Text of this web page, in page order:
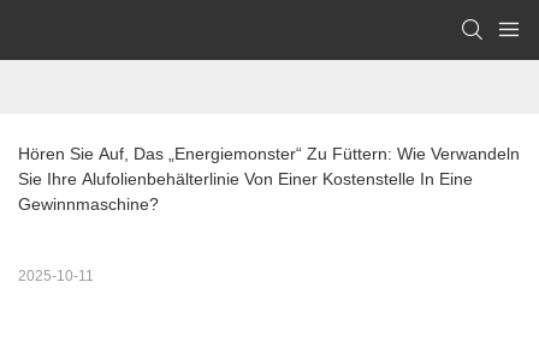
Hören Sie Auf, Das „Energiemonster“ Zu Füttern: Wie Verwandeln
Sie Ihre Alufolienbehälterlinie Von Einer Kostenstelle In Eine
Gewinnmaschine?
2025-10-11